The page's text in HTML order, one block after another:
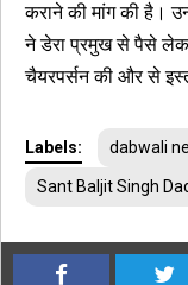
कराने की मांग की है।
ने डेरा प्रमुख से पैसे
चैयरपर्सन की और से
Labels: dabwali
Sant Baljit Singh